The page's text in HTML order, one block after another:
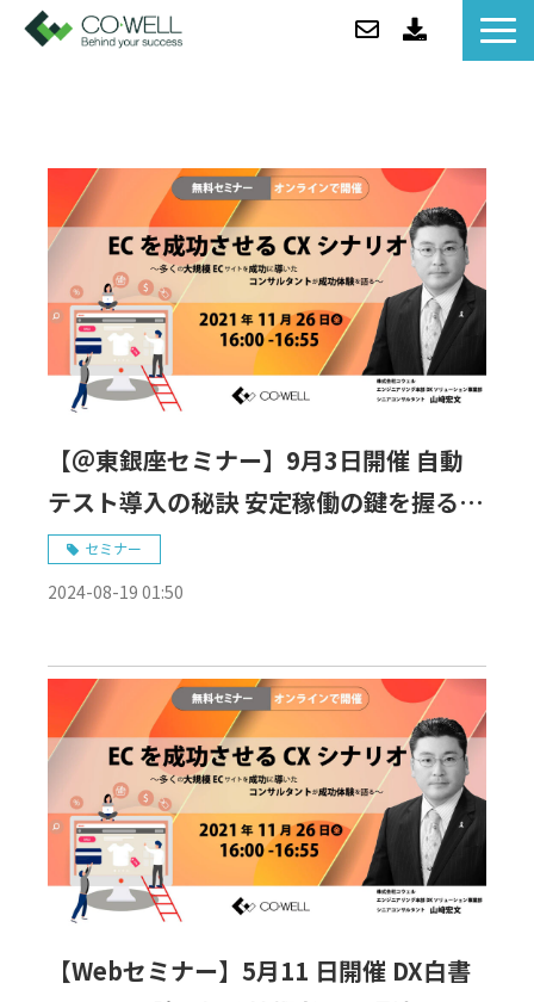
セミナー
事例紹介
お役立ち情報/BLOG
ニュース
企業情報
【＠東銀座セミナー】9月3日開催 自動
テスト導入の秘訣 安定稼働の鍵を握る最
適なアプローチ
セミナー
2024-08-19 01:50
【Webセミナー】5月11 日開催 DX白書